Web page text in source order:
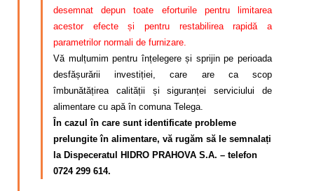
desemnat depun toate eforturile pentru limitarea
acestor efecte și pentru restabilirea rapidă a
parametrilor normali de furnizare.
Vă mulțumim pentru înțelegere și sprijin pe perioada
desfășurării investiției, care are ca scop
îmbunătățirea calității și siguranței serviciului de
alimentare cu apă în comuna Telega.
În cazul în care sunt identificate probleme
prelungite în alimentare, vă rugăm să le semnalați
la Dispeceratul HIDRO PRAHOVA S.A. – telefon
0724 299 614.